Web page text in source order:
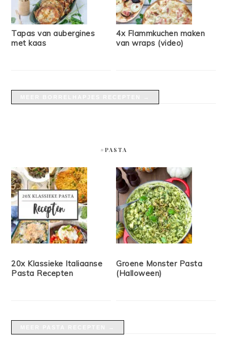
Tapas van aubergines
met kaas
4x Flammkuchen maken
van wraps (video)
#PASTA
20x Klassieke Italiaanse
Pasta Recepten
Groene Monster Pasta
(Halloween)